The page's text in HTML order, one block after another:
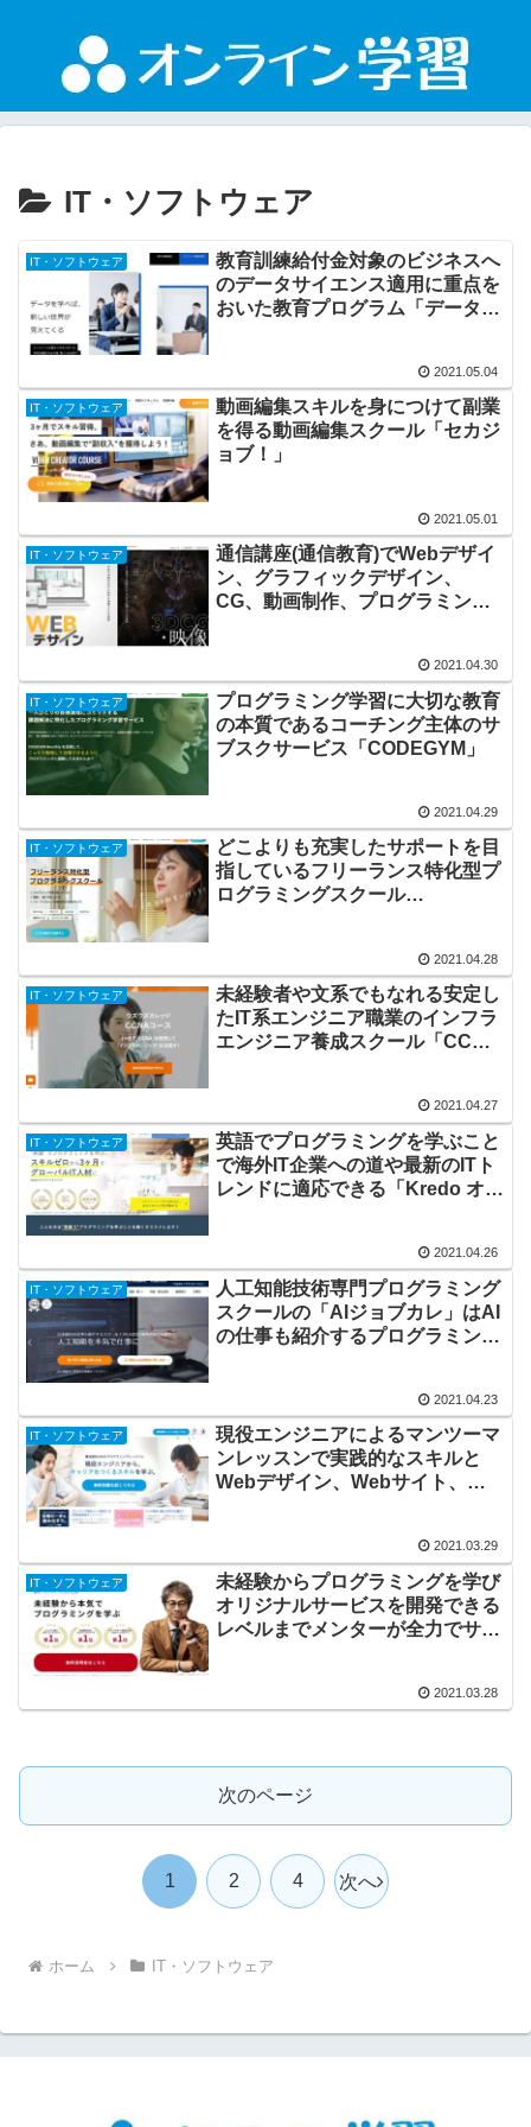
IT・ソフトウェア
IT・ソフトウェア
教育訓練給付金対象のビジネスへ
のデータサイエンス適用に重点を
おいた教育プログラム「データサ
2021.05.04
IT・ソフトウェア
動画編集スキルを身につけて副業
を得る動画編集スクール「セカジ
ョブ！」
2021.05.01
IT・ソフトウェア
通信講座(通信教育)でWebデザイ
ン、グラフィックデザイン、
CG、動画制作、プログラミング
2021.04.30
IT・ソフトウェア
プログラミング学習に大切な教育
の本質であるコーチング主体のサ
ブスクサービス「CODEGYM」
2021.04.29
IT・ソフトウェア
どこよりも充実したサポートを目
指しているフリーランス特化型プ
ログラミングスクール
2021.04.28
IT・ソフトウェア
未経験者や文系でもなれる安定し
たIT系エンジニア職業のインフラ
エンジニア養成スクール「CCNA
2021.04.27
IT・ソフトウェア
英語でプログラミングを学ぶこと
で海外IT企業への道や最新のITト
レンドに適応できる「Kredo オン
2021.04.26
IT・ソフトウェア
人工知能技術専門プログラミング
スクールの「AIジョブカレ」はAI
の仕事も紹介するプログラミング
2021.04.23
IT・ソフトウェア
現役エンジニアによるマンツーマ
ンレッスンで実践的なスキルと
Webデザイン、Webサイト、ア
2021.03.29
IT・ソフトウェア
未経験からプログラミングを学び
オリジナルサービスを開発できる
レベルまでメンターが全力でサポ
2021.03.28
次のページ
1 2 4 次へ
ホーム IT・ソフトウェア